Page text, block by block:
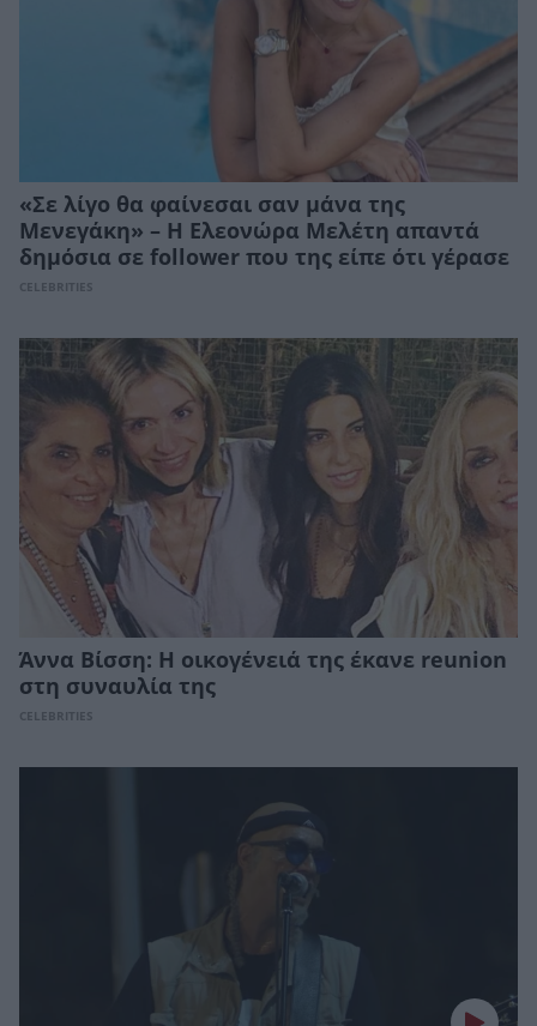
«Σε λίγο θα φαίνεσαι σαν μάνα της
Μενεγάκη» – Η Ελεονώρα Μελέτη απαντά
δημόσια σε follower που της είπε ότι γέρασε
CELEBRITIES
Άννα Βίσση: Η οικογένειά της έκανε reunion
στη συναυλία της
CELEBRITIES